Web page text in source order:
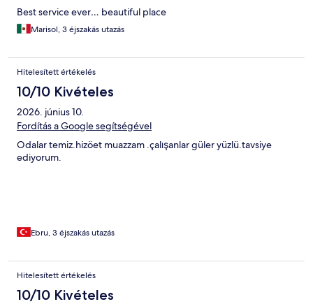
Best service ever… beautiful place
Marisol, 3 éjszakás utazás
Hitelesített értékelés
10/10 Kivételes
2026. június 10.
Fordítás a Google segítségével
Odalar temiz.hizöet muazzam .çalışanlar güler yüzlü.tavsiye
ediyorum.
Ebru, 3 éjszakás utazás
Hitelesített értékelés
10/10 Kivételes